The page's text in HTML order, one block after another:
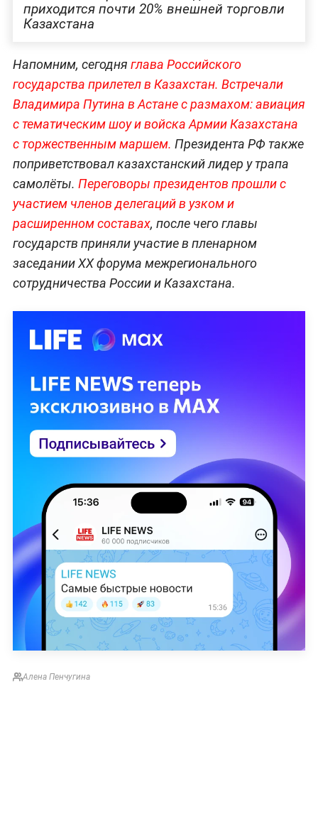
приходится почти 20% внешней торговли
Казахстана
Напомним, сегодня глава Российского
государства прилетел в Казахстан. Встречали
Владимира Путина в Астане с размахом: авиация
с тематическим шоу и войска Армии Казахстана
с торжественным маршем. Президента РФ также
поприветствовал казахстанский лидер у трапа
самолёты. Переговоры президентов прошли с
участием членов делегаций в узком и
расширенном составах, после чего главы
государств приняли участие в пленарном
заседании ХХ форума межрегионального
сотрудничества России и Казахстана.
Алена Пенчугина